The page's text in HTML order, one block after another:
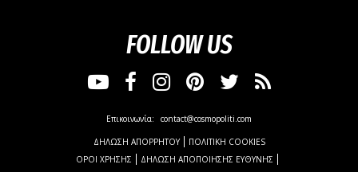
FOLLOW US
Επικοινωνία: contact@cosmopoliti.com
ΔΗΛΩΣΗ ΑΠΟΡΡΗΤΟΥ
ΠΟΛΙΤΙΚΗ COOKIES
ΟΡΟΙ ΧΡΗΣΗΣ
ΔΗΛΩΣΗ ΑΠΟΠΟΙΗΣΗΣ ΕΥΘΥΝΗΣ